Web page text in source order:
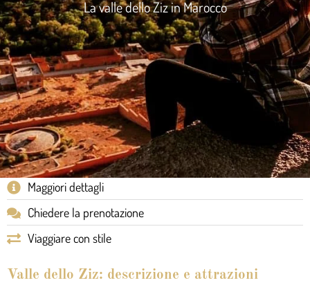
La valle dello Ziz in Marocco
Maggiori dettagli
Chiedere la prenotazione
Viaggiare con stile
Valle dello Ziz: descrizione e attrazioni